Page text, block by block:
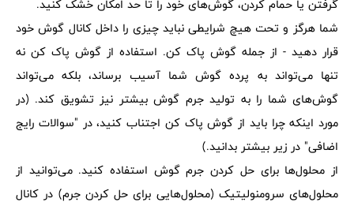
گرفتن یا حمام کردن، گوش‌های خود را تا حد امکان خشک کنید.
شما هرگز و تحت هیچ شرایطی نباید چیزی را داخل کانال گوش خود
قرار دهید - از جمله گوش پاک کن. استفاده از گوش پاک کن نه
تنها می‌تواند به پرده گوش شما آسیب برساند، بلکه می‌تواند
گوش‌های شما را به تولید جرم گوش بیشتر نیز تشویق کند. (در
مورد اینکه چرا باید از گوش پاک کن اجتناب کنید، در "سوالات رایج
اضافی" در زیر بیشتر بدانید.)
از محلول‌ها برای حل کردن جرم گوش استفاده کنید. می‌توانید از
محلول‌های سرومنولیتیک (محلول‌هایی برای حل کردن جرم) در کانال